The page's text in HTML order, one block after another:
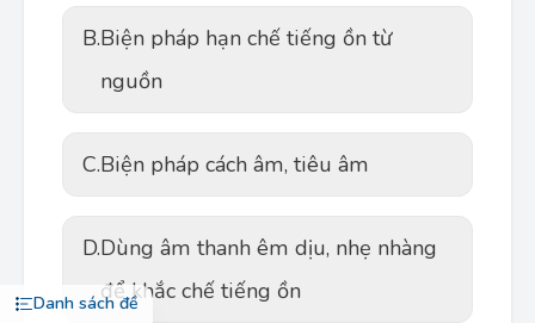
Danh sách đề
B.Biện pháp hạn chế tiếng ồn từ
nguồn
C.Biện pháp cách âm, tiêu âm
D.Dùng âm thanh êm dịu, nhẹ nhàng
để khắc chế tiếng ồn